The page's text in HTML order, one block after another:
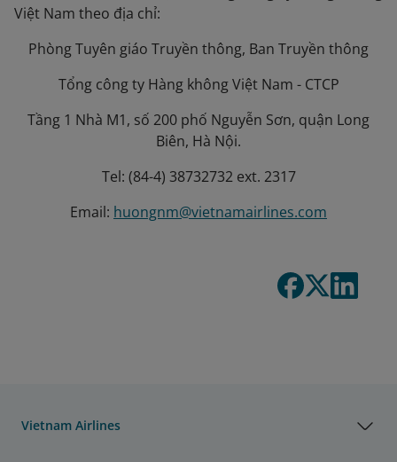
Việt Nam theo địa chỉ:
Phòng Tuyên giáo Truyền thông, Ban Truyền thông
Tổng công ty Hàng không Việt Nam - CTCP
Tầng 1 Nhà M1, số 200 phố Nguyễn Sơn, quận Long
Biên, Hà Nội.
Tel: (84-4) 38732732 ext. 2317
Email: huongnm@vietnamairlines.com
Vietnam Airlines